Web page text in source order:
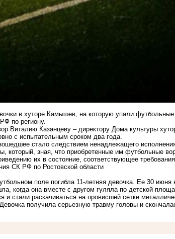
в хуторе Камышев, на которую упали футбольные
по региону.
Виталию Казанцеву – директору Дома культуры
с испытательным сроком два года.
стало следствием ненадлежащего
который, зная, что приобретенные им футбольные
их в состояние, соответствующее
СК РФ по Ростовской области
поле погибла 11-летняя девочка. Ее 30 июня
когда она вместе с другом гуляла по детской
стали раскачиваться на провисшей сетке
получила серьезную травму головы и